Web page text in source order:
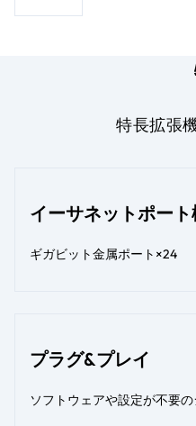
特長拡張
イーサネットポー
ギガビット金属ポート×24
プラグ&プレイ
ソフトウェアや設定が不要の